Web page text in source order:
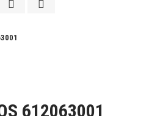
612063001